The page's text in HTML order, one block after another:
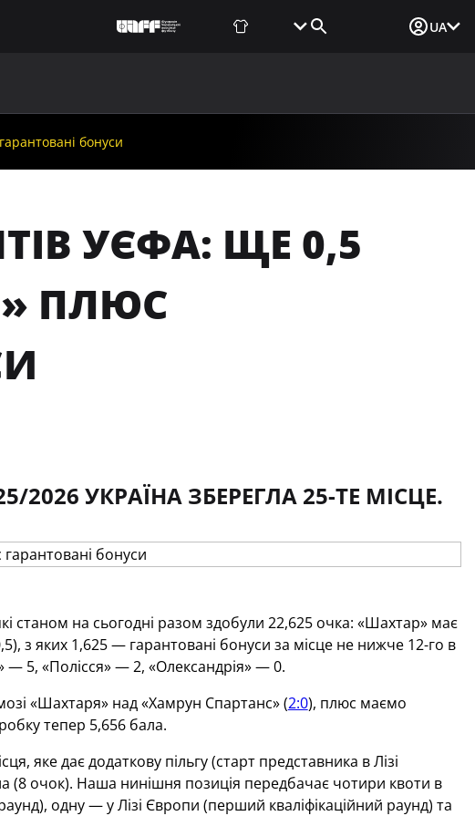
UA
бонуси
УЄФА: ЩЕ 0,5
ПЛЮС
УКРАЇНА ЗБЕРЕГЛА 25-ТЕ МІСЦЕ.
станом на сьогодні разом здобули 22,625 очка: «Шахтар» має
з яких 1,625 — гарантовані бонуси за місце не нижче 12-го в
5, «Полісся» — 2, «Олександрія» — 0.
«Шахтаря» над «Хамрун Спартанс» (2:0), плюс маємо
тепер 5,656 бала.
яке дає додаткову пільгу (старт представника в Лізі
(8 очок). Наша нинішня позиція передбачає чотири квоти в
одну — у Лізі Європи (перший кваліфікаційний раунд) та